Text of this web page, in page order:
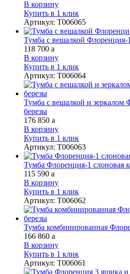
В корзину
Купить в 1 клик
Артикул: Т006065
Тумба с вешалкой Флоренция-
118 700 a
В корзину
Купить в 1 клик
Артикул: Т006064
Тумба с вешалкой и зеркалом
березы
176 850 a
В корзину
Купить в 1 клик
Артикул: Т006063
Тумба Флоренция-1 слоновая
115 590 a
В корзину
Купить в 1 клик
Артикул: Т006062
Тумба комбинированная
166 860 a
В корзину
Купить в 1 клик
Артикул: Т006061